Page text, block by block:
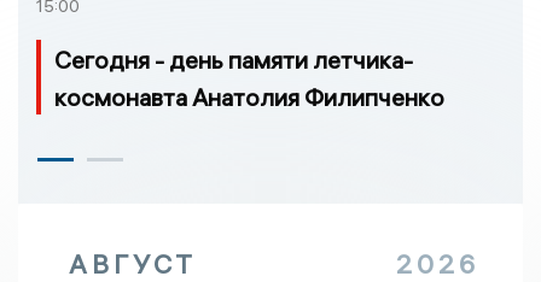
15:00
Сегодня - день памяти летчика-
космонавта Анатолия Филипченко
АВГУСТ 2026